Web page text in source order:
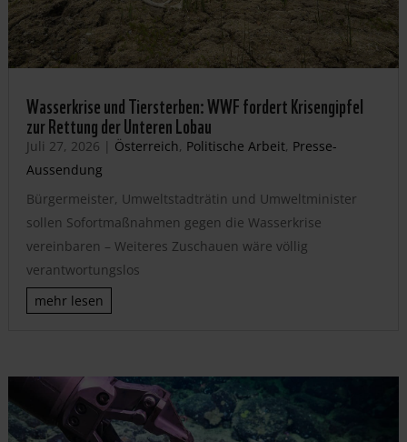
Wasserkrise und Tiersterben: WWF fordert Krisengipfel
zur Rettung der Unteren Lobau
Juli 27, 2026 | Österreich, Politische Arbeit, Presse-
Aussendung
Bürgermeister, Umweltstadträtin und Umweltminister
sollen Sofortmaßnahmen gegen die Wasserkrise
vereinbaren – Weiteres Zuschauen wäre völlig
verantwortungslos
mehr lesen